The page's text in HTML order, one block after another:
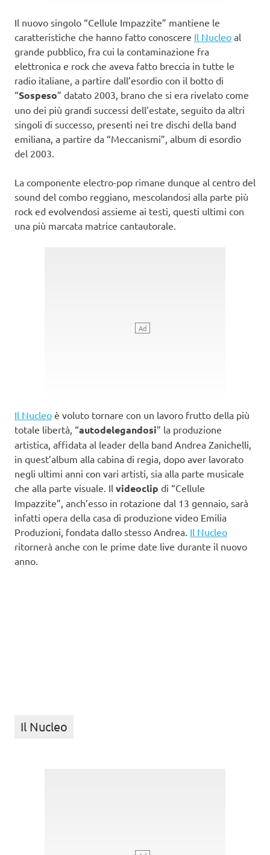
Il nuovo singolo “Cellule Impazzite” mantiene le
caratteristiche che hanno fatto conoscere Il Nucleo al
grande pubblico, fra cui la contaminazione fra
elettronica e rock che aveva fatto breccia in tutte le
radio italiane, a partire dall’esordio con il botto di
“Sospeso” datato 2003, brano che si era rivelato come
uno dei più grandi successi dell’estate, seguito da altri
singoli di successo, presenti nei tre dischi della band
emiliana, a partire da “Meccanismi”, album di esordio
del 2003.
La componente electro-pop rimane dunque al centro del
sound del combo reggiano, mescolandosi alla parte più
rock ed evolvendosi assieme ai testi, questi ultimi con
una più marcata matrice cantautorale.
Il Nucleo è voluto tornare con un lavoro frutto della più
totale libertà, “autodelegandosi” la produzione
artistica, affidata al leader della band Andrea Zanichelli,
in quest’album alla cabina di regia, dopo aver lavorato
negli ultimi anni con vari artisti, sia alla parte musicale
che alla parte visuale. Il videoclip di “Cellule
Impazzite”, anch’esso in rotazione dal 13 gennaio, sarà
infatti opera della casa di produzione video Emilia
Produzioni, fondata dallo stesso Andrea. Il Nucleo
ritornerà anche con le prime date live durante il nuovo
anno.
Il Nucleo